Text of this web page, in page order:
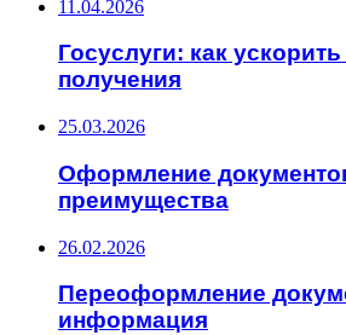
11.04.2026
Госуслуги: как
получения
25.03.2026
Оформление
преимущества
26.02.2026
Переоформление
информация